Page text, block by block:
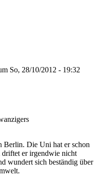
So, 28/10/2012 - 19:32
Die Uni hat er schon
driftet er irgendwie nicht
wundert sich beständig über